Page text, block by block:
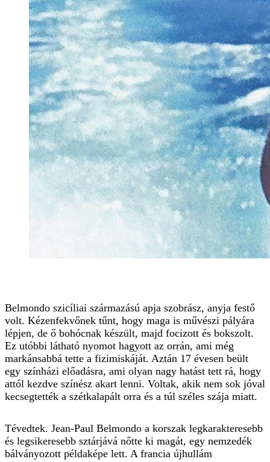
Belmondo szicíliai származású apja szobrász, anyja festő
volt. Kézenfekvőnek tűnt, hogy maga is művészi pályára
lépjen, de ő bohócnak készült, majd focizott és bokszolt.
Ez utóbbi látható nyomot hagyott az orrán, ami még
markánsabbá tette a fizimiskáját. Aztán 17 évesen beült
egy színházi előadásra, ami olyan nagy hatást tett rá, hogy
attól kezdve színész akart lenni. Voltak, akik nem sok jóval
kecsegtették a szétkalapált orra és a túl széles szája miatt.
Tévedtek. Jean-Paul Belmondo a korszak legkarakteresebb
és legsikeresebb sztárjává nőtte ki magát, egy nemzedék
bálványozott példaképe lett. A francia újhullám